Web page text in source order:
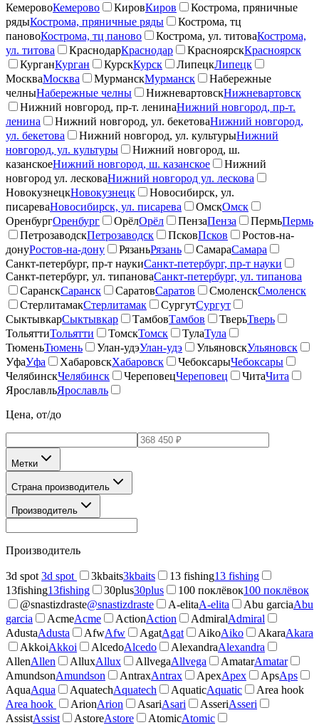
КемеровоКемерово КировКиров
Кострома, пряничные
рядыКострома, пряничные ряды
Кострома, тц
пановоКострома, тц паново Кострома, ул. титоваКострома,
ул. титова
КраснодарКраснодар КрасноярскКрасноярск
КурганКурган КурскКурск ЛипецкЛипецк
МоскваМосква МурманскМурманск
Набережные
челныНабережные челны НижневартовскНижневартовск
Нижний новгород, пр-т. ленинаНижний новгород, пр-т.
ленина
Нижний новгород, ул. бекетоваНижний новгород,
ул. бекетова
Нижний новгород, ул. культурыНижний
новгород, ул. культуры
Нижний новгород, ш.
казанскоеНижний новгород, ш. казанское
Нижний
новгород ул. лесковаНижний новгород ул. лескова
НовокузнецкНовокузнецк
Новосибирск, ул.
писареваНовосибирск, ул. писарева ОмскОмск
ОренбургОренбург ОрёлОрёл ПензаПенза ПермьПермь
ПетрозаводскПетрозаводск ПсковПсков
Ростов-на-
донуРостов-на-дону РязаньРязань СамараСамара
Санкт-петербург, пр-т наукиСанкт-петербург, пр-т науки
Санкт-петербург, ул. типановаСанкт-петербург, ул. типанова
СаранскСаранск СаратовСаратов СмоленскСмоленск
СтерлитамакСтерлитамак СургутСургут
СыктывкарСыктывкар ТамбовТамбов ТверьТверь
ТольяттиТольятти ТомскТомск ТулаТула
ТюменьТюмень Улан-удэУлан-удэ УльяновскУльяновск
УфаУфа ХабаровскХабаровск ЧебоксарыЧебоксары
ЧелябинскЧелябинск ЧереповецЧереповец ЧитаЧита
ЯрославльЯрославль
Цена, от/до
Метки
Страна производитель
Производитель
Производитель
3d spot 3d spot 3kbaits3kbaits 13 fishing13 fishing
13fishing13fishing 30plus30plus 100 поклёвок100 поклёвок
@snastizdraste@snastizdraste A-elitaA-elita Abu garciaAbu
garcia
AcmeAcme ActionAction AdmiralAdmiral
AdustaAdusta AfwAfw AgatAgat AikoAiko AkaraAkara
AkkoiAkkoi AlcedoAlcedo AlexandraAlexandra
AllenAllen AlluxAllux AllvegaAllvega AmatarAmatar
AmundsonAmundson AntraxAntrax ApexApex ApsAps
AquaAqua AquatechAquatech AquaticAquatic
Area hook
Area hook
ArionArion AsariAsari AsseriAsseri
AssistAssist AstoreAstore AtomicAtomic